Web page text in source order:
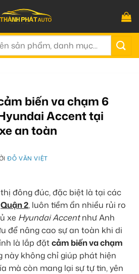
biến va chạm 6
Accent tại
an toàn
ĐỖ VĂN VIỆT
đông đúc, đặc biệt là tại các
Quận 2, luôn tiềm ẩn nhiều rủi ro
xe Hyundai Accentnhư Anh
để nâng cao sự an toàn khi di
là lắp đặtcảm biến va chạm
này không chỉ giúp phát hiện
mà còn mang lại sự tự tin, yên